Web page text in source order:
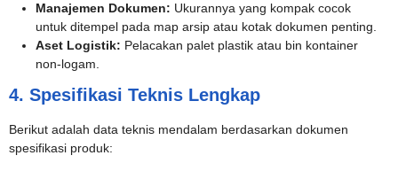
Manajemen Dokumen: Ukurannya yang kompak cocok
untuk ditempel pada map arsip atau kotak dokumen penting.
Aset Logistik: Pelacakan palet plastik atau bin kontainer
non-logam.
4. Spesifikasi Teknis Lengkap
Berikut adalah data teknis mendalam berdasarkan dokumen
spesifikasi produk: